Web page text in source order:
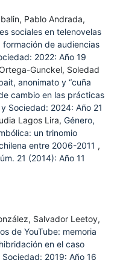
Pablo Andrada,
sociales en telenovelas
de audiencias
2022: Año 19
Gunckel, Soledad
anonimato y “cuña
cambio en las prácticas
Sociedad: 2024: Año 21
Lagos Lira, Género,
un trinomio
entre 2006-2011 ,
21 (2014): Año 11
Salvador Leetoy,
de YouTube: memoria
en el caso
2019: Año 16